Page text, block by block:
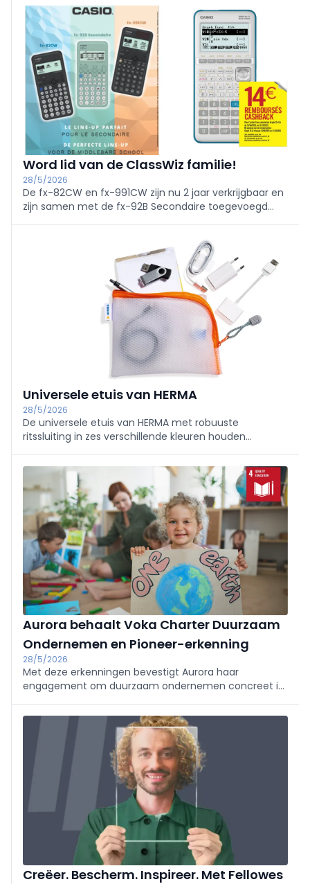
Word lid van de ClassWiz familie!
28/5/2026
De fx-82CW en fx-991CW zijn nu 2 jaar verkrijgbaar en
zijn samen met de fx-92B Secondaire toegevoegd
Universele etuis van HERMA
28/5/2026
De universele etuis van HERMA met robuuste
ritssluiting in zes verschillende kleuren houden
verzamelen, meenemen en ordenen van alledaagse
voorwerpen en documenten zijn ze zeker onmisbaar!
Aurora behaalt Voka Charter Duurzaam
Ondernemen en Pioneer-erkenning
28/5/2026
Met deze erkenningen bevestigt Aurora haar
engagement om duurzaam ondernemen concreet in
Creëer. Bescherm. Inspireer. Met Fellowes